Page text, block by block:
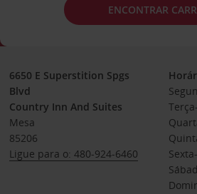
ENCONTRAR
6650 E Superstition Spgs
Blvd
Country Inn And Suites
Mesa
85206
Ligue para o: 480-924-6460